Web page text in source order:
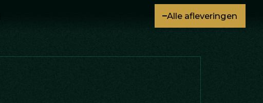
Alle afleveringen